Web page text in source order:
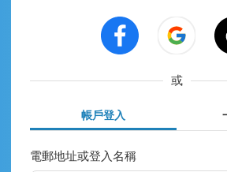
或
帳戶登入
電郵地址或登入名稱